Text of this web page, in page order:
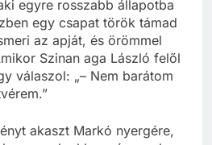
egyre rosszabb állapotba
egy csapat török támad
az apját, és örömmel
Szinan aga László felől
válaszol: „– Nem barátom
akaszt Markó nyergére,